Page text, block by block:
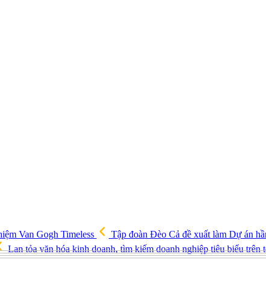
Van Gogh Timeless
Tập đoàn Đèo Cả đề xuất làm Dự án
Lan tỏa văn hóa kinh doanh, tìm kiếm doanh nghiệp tiêu biểu trên